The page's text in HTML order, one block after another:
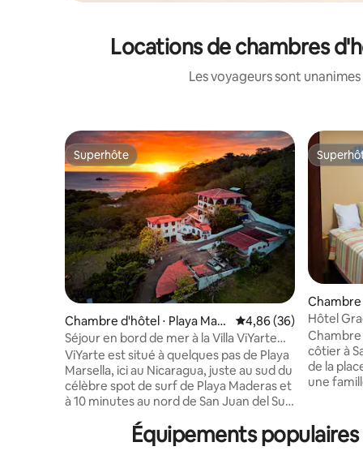
Locations de chambres
Les voyageurs sont
Superhôte
Superhôte
Chambre d'hôtel ⋅ Playa Mars
ella
Évaluation moyenne
4,86 (36)
Séjour en bord de mer à la Villa ViYarte
(avec petit déjeuner gratuit)
ViYarte est situé à quelques pas de Playa
Marsella, ici au Nicaragua, juste au sud du
célèbre spot de surf de Playa Maderas et
à 10 minutes au nord de San Juan del Sur.
vue imprenable, une piscine, un shala de
yoga en bois dur (et des tapis à utiliser),
Chambre
r
Hôtel
Sur
Chambre
côtier à San
de la
une
coucher
Équipements